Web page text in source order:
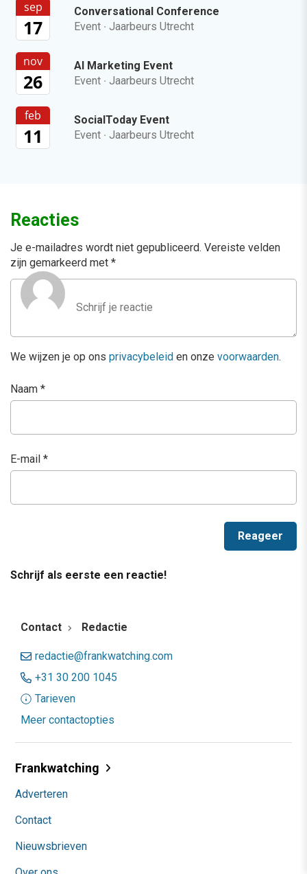
sep
17
Conversational Conference
Event · Jaarbeurs Utrecht
nov
26
AI Marketing Event
Event · Jaarbeurs Utrecht
feb
11
SocialToday Event
Event · Jaarbeurs Utrecht
Reacties
Je e-mailadres wordt niet gepubliceerd. Vereiste velden
zijn gemarkeerd met *
We wijzen je op ons privacybeleid en onze voorwaarden.
Naam *
E-mail *
Schrijf als eerste een reactie!
Contact Redactie
redactie@frankwatching.com
+31 30 200 1045
Tarieven
Meer contactopties
Frankwatching
Adverteren
Contact
Nieuwsbrieven